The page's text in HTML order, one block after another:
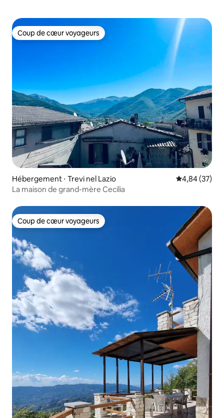
Coup de cœur voyageurs
Coup de cœur voyageurs
Hébergement ⋅ Trevi nel Lazio Évaluation
4,84 (37)
La maison de grand-mère Cecilia
Coup de cœur voyageurs
Coup de cœur voyageurs